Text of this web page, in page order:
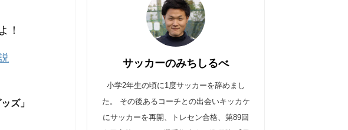
！
ズ」
サッカーのみちしるべ
小学2年生の頃に1度サッカーを辞めまし
た。 その後あるコーチとの出会いキッカケ
にサッカーを再開、トレセン合格、第89回